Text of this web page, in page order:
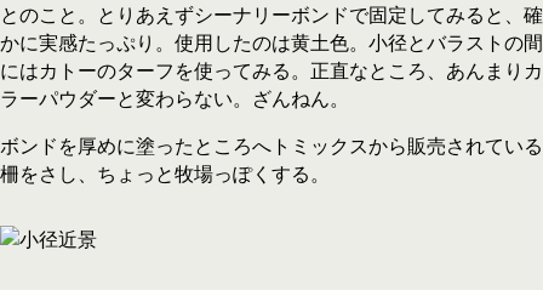
とのこと。とりあえずシーナリーボンドで固定してみると、確
かに実感たっぷり。使用したのは黄土色。小径とバラストの間
にはカトーのターフを使ってみる。正直なところ、あんまりカ
ラーパウダーと変わらない。ざんねん。
ボンドを厚めに塗ったところへトミックスから販売されている
柵をさし、ちょっと牧場っぽくする。